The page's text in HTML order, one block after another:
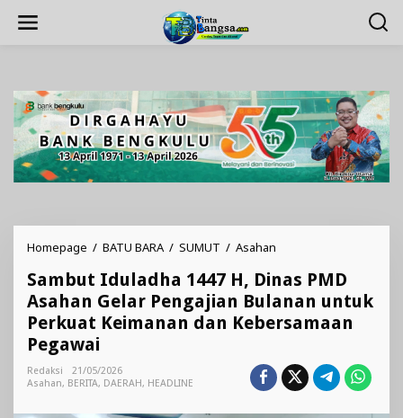
Homepage / BATU BARA / SUMUT / Asahan
1447
H,
Dinas
PMD
Pengajian
Bulanan
Sambut Iduladha 1447 H, Dinas PMD
Asahan Gelar Pengajian Bulanan untuk
Perkuat Keimanan dan Kebersamaan
Pegawai
Redaksi
21/05/2026
Asahan, BERITA, DAERAH, HEADLINE